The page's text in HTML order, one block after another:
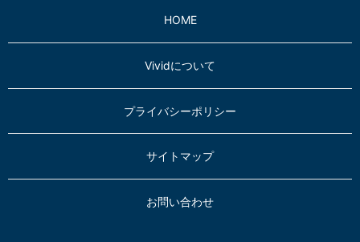
HOME
Vividについて
プライバシーポリシー
サイトマップ
お問い合わせ